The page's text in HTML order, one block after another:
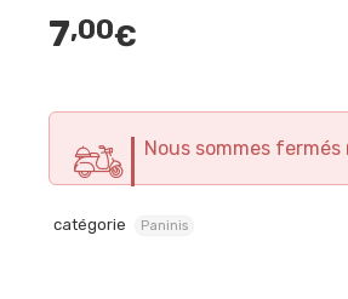
7,00€
Nous sommes fermés
catégorie Paninis